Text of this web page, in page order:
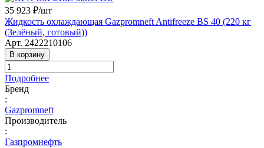
35 923 ₽/шт
Жидкость охлаждающая Gazpromneft Antifreeze BS 40 (220 кг
(Зелёный, готовый))
Арт. 2422210106
В корзину
Подробнее
Бренд
:
Gazpromneft
Производитель
:
Газпромнефть